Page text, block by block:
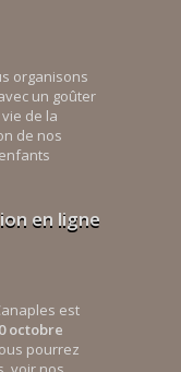
organisons
un goûter
de la
de nos
en ligne
est
octobre
pourrez